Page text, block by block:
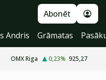
Abonēt
Andris Grāmatas
OMX Riga 0,23% 925,27